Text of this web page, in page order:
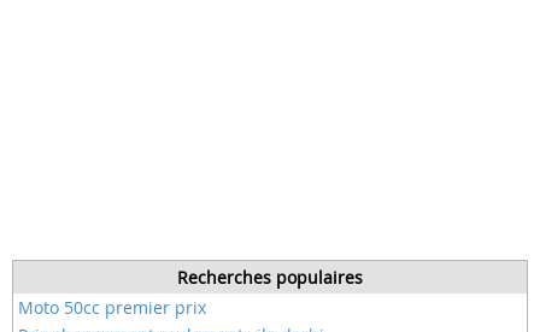
Recherches populaires
Moto 50cc premier prix